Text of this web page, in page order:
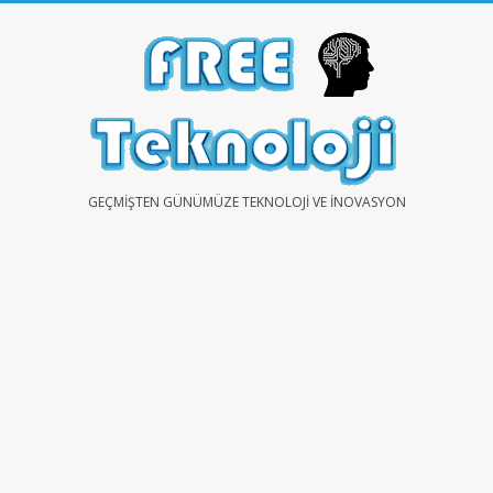
FREEGEÇMIŞTEN GÜNÜMÜZE TEKNOLOJI VE İNOVASYON